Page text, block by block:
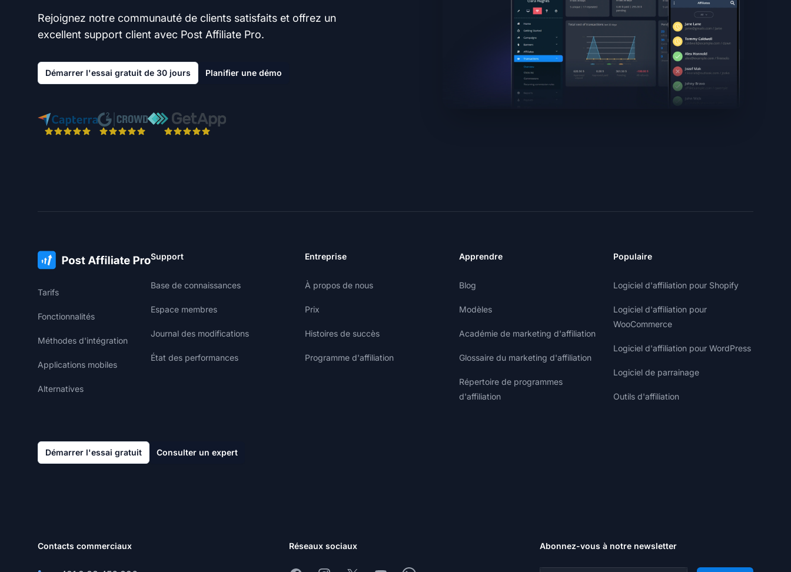
Rejoignez notre communauté de clients satisfaits et offrez un
excellent support client avec Post Affiliate Pro.
Démarrer l'essai gratuit de 30 jours Planifier une démo
Tarifs
Fonctionnalités
Méthodes d'intégration
Applications mobiles
Alternatives
Support
Base de connaissances
Espace membres
Journal des modifications
État des performances
Entreprise
À propos de nous
Prix
Histoires de succès
Programme d'affiliation
Apprendre
Blog
Modèles
Académie de marketing d'affiliation
Glossaire du marketing d'affiliation
Répertoire de programmes
d'affiliation
Populaire
Logiciel d'affiliation pour Shopify
Logiciel d'affiliation pour
WooCommerce
Logiciel d'affiliation pour WordPress
Logiciel de parrainage
Outils d'affiliation
Démarrer l'essai gratuit Consulter un expert
Contacts commerciaux Réseaux sociaux Abonnez-vous à notre newsletter